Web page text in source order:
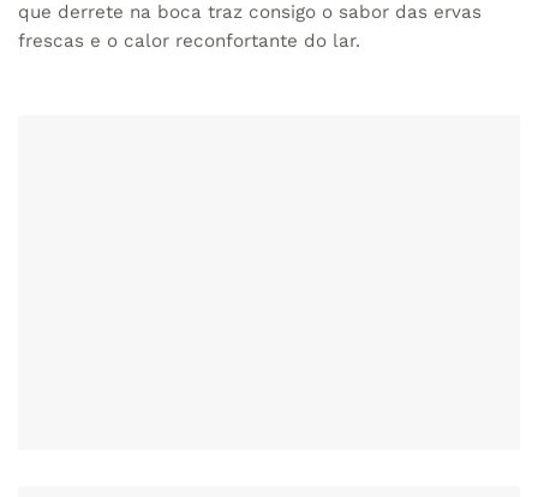
que derrete na boca traz consigo o sabor das ervas
frescas e o calor reconfortante do lar.